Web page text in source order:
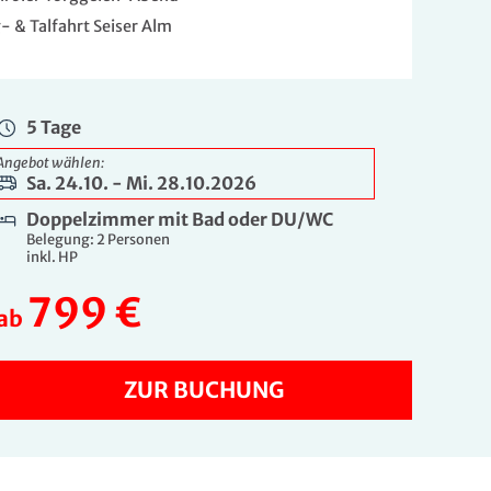
& Talfahrt Seiser Alm
5 Tage
wählen:
Sa. 24.10. - Mi. 28.10.2026
Doppelzimmer mit Bad oder DU/WC
Belegung: 2 Personen
inkl. HP
799 €
ZUR BUCHUNG